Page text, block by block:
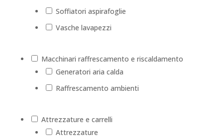
Soffiatori aspirafoglie
Vasche lavapezzi
Macchinari raffrescamento e riscaldamento
Generatori aria calda
Raffrescamento ambienti
Attrezzature e carrelli
Attrezzature